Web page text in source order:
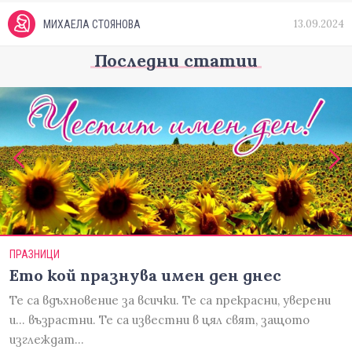
МИХАЕЛА СТОЯНОВА 13.09.2024
Последни статии
ПРАЗНИЦИ
Ето кой празнува имен ден днес
Те са вдъхновение за всички. Те са прекрасни, уверени
и... възрастни. Те са известни в цял свят, защото
изглеждат…